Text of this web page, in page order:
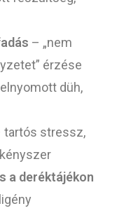
– „nem
érzése
düh,
tartós stressz,
a deréktájékon